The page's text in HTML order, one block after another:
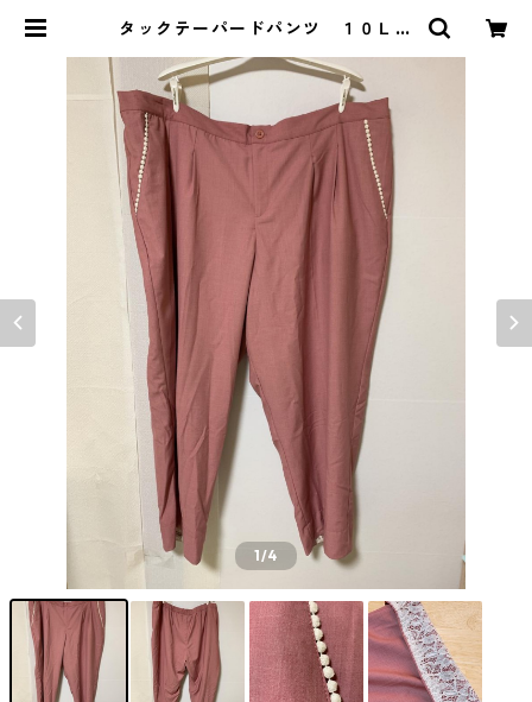
タックテーパードパンツ １０Ｌ
RODUCE
1/4